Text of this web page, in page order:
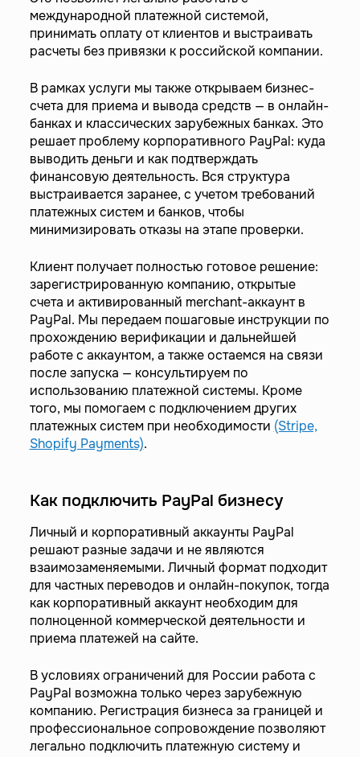
международной платежной системой,
принимать оплату от клиентов и выстраивать
расчеты без привязки к российской компании.
В рамках услуги мы также открываем бизнес-
счета для приема и вывода средств — в онлайн-
банках и классических зарубежных банках. Это
решает проблему корпоративного PayPal: куда
выводить деньги и как подтверждать
финансовую деятельность. Вся структура
выстраивается заранее, с учетом требований
платежных систем и банков, чтобы
минимизировать отказы на этапе проверки.
Клиент получает полностью готовое решение:
зарегистрированную компанию, открытые
счета и активированный merchant-аккаунт в
PayPal. Мы передаем пошаговые инструкции по
прохождению верификации и дальнейшей
работе с аккаунтом, а также остаемся на связи
после запуска — консультируем по
использованию платежной системы. Кроме
того, мы помогаем с подключением других
платежных систем при необходимости (Stripe,
Shopify Payments).
Как подключить PayPal бизнесу
Личный и корпоративный аккаунты PayPal
решают разные задачи и не являются
взаимозаменяемыми. Личный формат подходит
для частных переводов и онлайн-покупок, тогда
как корпоративный аккаунт необходим для
полноценной коммерческой деятельности и
приема платежей на сайте.
В условиях ограничений для России работа с
PayPal возможна только через зарубежную
компанию. Регистрация бизнеса за границей и
профессиональное сопровождение позволяют
легально подключить платежную систему и